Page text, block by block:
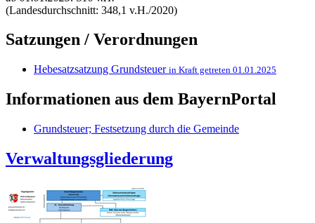
(Landesdurchschnitt: 348,1 v.H./2020)
Satzungen / Verordnungen
Hebesatzsatzung Grundsteuer in Kraft getreten 01.01.2025
Informationen aus dem BayernPortal
Grundsteuer; Festsetzung durch die Gemeinde
Verwaltungsgliederung